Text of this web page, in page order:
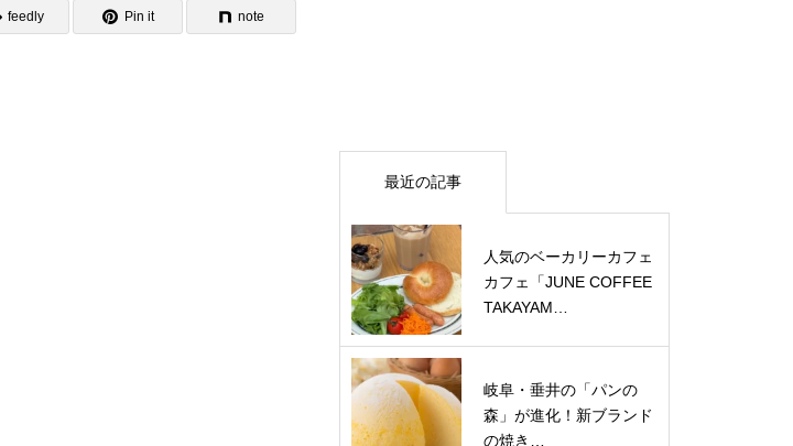
feedly Pin it note
最近の記事
人気のベーカリーカフェ
カフェ「JUNE COFFEE
TAKAYAM…
岐阜・垂井の「パンの
森」が進化！新ブランド
の焼き…